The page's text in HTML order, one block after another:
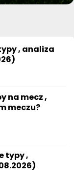
, analiza
na mecz ,
meczu?
typy ,